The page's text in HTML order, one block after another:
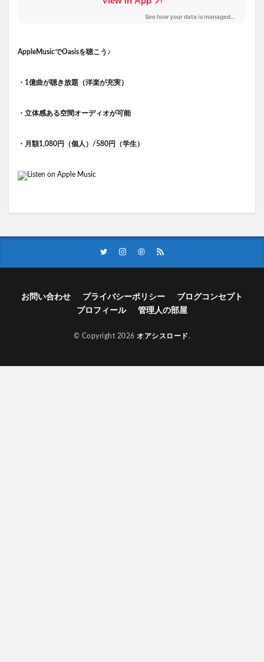
AppleMusicでOasisを聴こう♪
・1億曲が聴き放題（洋楽が充実）
・立体感ある空間オーディオが可能
・月額1,080円（個人）/580円（学生）
お問い合わせ プライバシーポリシー
ブログコンセプト
プロフィール
管理人の部屋
© Copyright 2026オアシスロード.